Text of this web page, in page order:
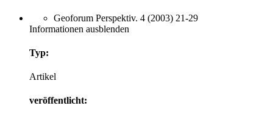
Geoforum Perspektiv. 4 (2003) 21-29
Informationen ausblenden
Typ:
Artikel
veröffentlicht: